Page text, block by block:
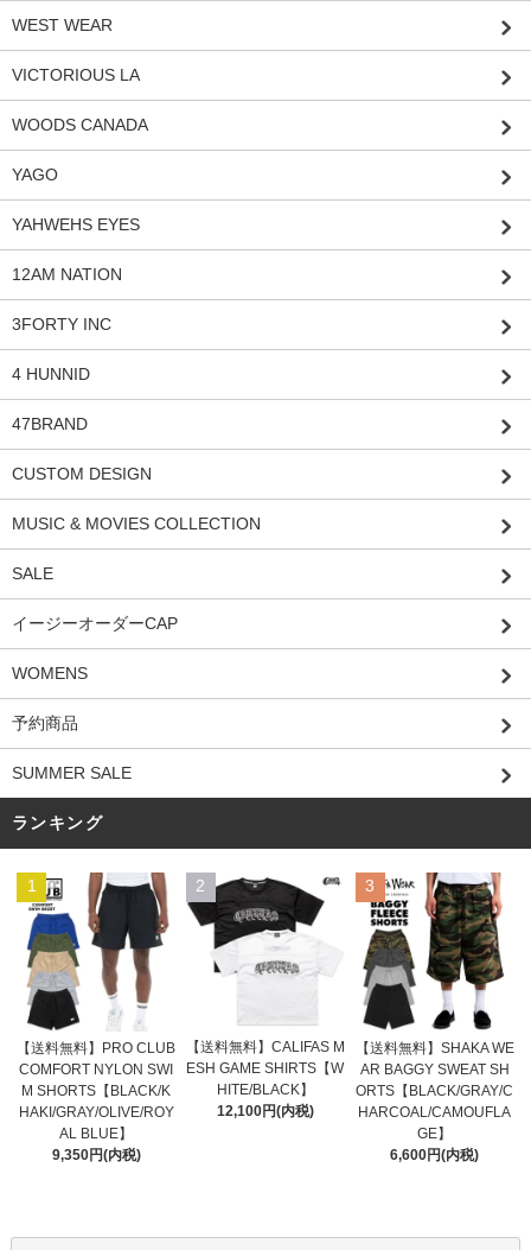
WEST WEAR
VICTORIOUS LA
WOODS CANADA
YAGO
YAHWEHS EYES
12AM NATION
3FORTY INC
4 HUNNID
47BRAND
CUSTOM DESIGN
MUSIC & MOVIES COLLECTION
SALE
イージーオーダーCAP
WOMENS
予約商品
SUMMER SALE
ランキング
1
【送料無料】PRO CLUB
COMFORT NYLON SWI
M SHORTS【BLACK/K
HAKI/GRAY/OLIVE/ROY
AL BLUE】
9,350円(内税)
2
【送料無料】CALIFAS M
ESH GAME SHIRTS【W
HITE/BLACK】
12,100円(内税)
3
【送料無料】SHAKA WE
AR BAGGY SWEAT SH
ORTS【BLACK/GRAY/C
HARCOAL/CAMOUFLA
GE】
6,600円(内税)